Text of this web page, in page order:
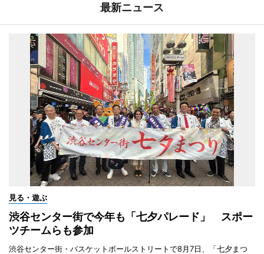
最新ニュース
見る・遊ぶ
渋谷センター街で今年も「七夕パレード」 スポー
ツチームらも参加
渋谷センター街・バスケットボールストリートで8月7日、「七夕まつ